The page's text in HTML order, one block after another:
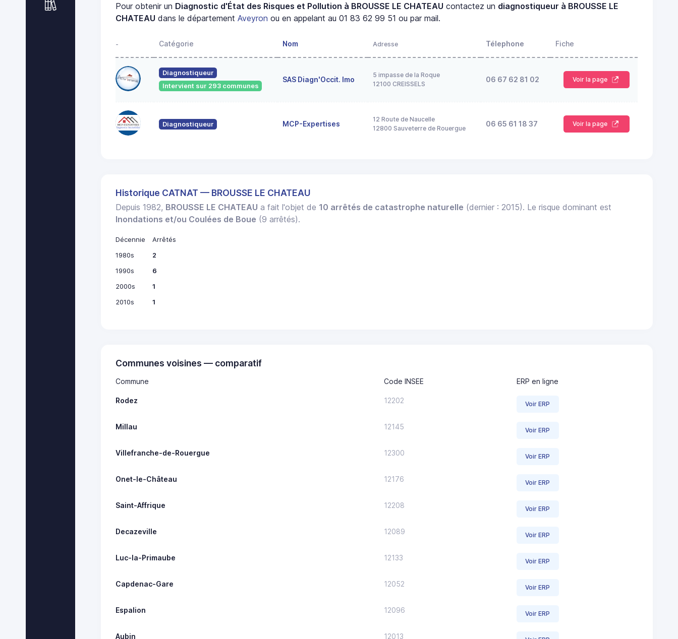
Pour obtenir un Diagnostic d'État des Risques et Pollution à BROUSSE LE CHATEAU contactez un diagnostiqueur à BROUSSE LE
CHATEAU dans le départementAveyron ou en appelant au 01 83 62 99 51 ou par mail.
- Catégorie Nom Adresse Télephone Fiche
Diagnostiqueur
Intervient sur 293 communes
SAS Diagn'Occit. Imo
5 impasse de la Roque
12100 CREISSELS
06 67 62 81 02 Voir la page
Diagnostiqueur MCP-Expertises
12 Route de Naucelle
12800 Sauveterre de Rouergue
06 65 61 18 37 Voir la page
Historique CATNAT — BROUSSE LE CHATEAU
Depuis 1982, BROUSSE LE CHATEAU a fait l'objet de 10 arrêtés de catastrophe naturelle (dernier : 2015). Le risque dominant est
Inondations et/ou Coulées de Boue (9 arrêtés).
Décennie
Arrêtés
1980s
2
1990s
6
2000s
1
2010s
1
Communes voisines — comparatif
Commune Code INSEE ERP en ligne
Rodez 12202 Voir ERP
Millau 12145 Voir ERP
Villefranche-de-Rouergue 12300 Voir ERP
Onet-le-Château 12176 Voir ERP
Saint-Affrique 12208 Voir ERP
Decazeville 12089 Voir ERP
Luc-la-Primaube 12133 Voir ERP
Capdenac-Gare 12052 Voir ERP
Espalion 12096 Voir ERP
Aubin 12013